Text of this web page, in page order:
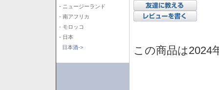
- ニュージーランド
- 南アフリカ
- モロッコ
- 日本
日本酒->
この商品は2024